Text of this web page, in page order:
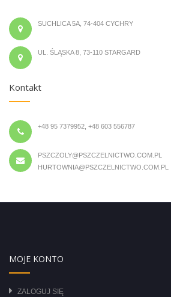
SUCHLICA 5A, 74-404 CYCHRY
UL. ŚLĄSKA 8, 73-110 STARGARD
Kontakt
+48 95 7379952, +48 603 556787
PSZCZOLY@PSZCZELNICTWO.COM.PL
HURTOWNIA@PSZCZELNICTWO.COM.PL
MOJE KONTO
ZALOGUJ SIĘ